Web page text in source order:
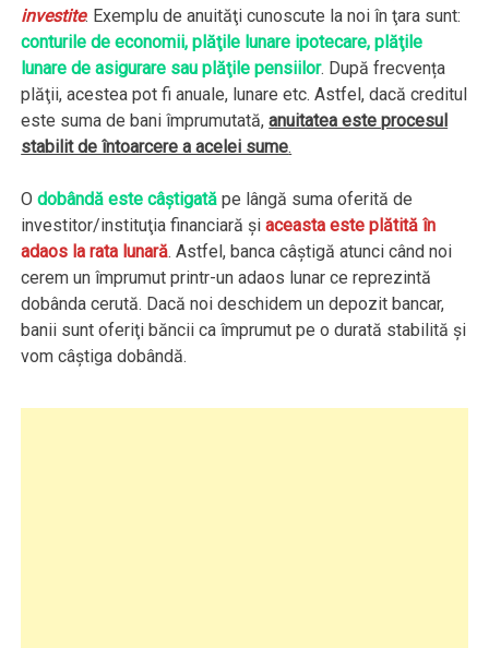
investite. Exemplu de anuităţi cunoscute la noi în ţara sunt:
conturile de economii, plăţile lunare ipotecare, plăţile
lunare de asigurare sau plăţile pensiilor. După frecvența
plăţii, acestea pot fi anuale, lunare etc. Astfel, dacă creditul
este suma de bani împrumutată,anuitatea este procesul
stabilit de întoarcere a acelei sume.
Odobândă este câştigată pe lângă suma oferită de
investitor/instituţia financiară şiaceasta este plătită în
adaos la rata lunară. Astfel, banca câştigă atunci când noi
cerem un împrumut printr-un adaos lunar ce reprezintă
dobânda cerută. Dacă noi deschidem un depozit bancar,
banii sunt oferiţi băncii ca împrumut pe o durată stabilită şi
vom câştiga dobândă.